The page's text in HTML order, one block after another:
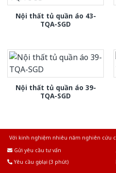
Nội thất tủ quần áo 43-
TQA-SGD
Nội thất tủ quần áo 39-
TQA-SGD
Với kinh nghiệm nhiêu năm nghiên cứu
Gửi yêu cầu tư vấn
Yêu cầu gọi lại (3 phút)